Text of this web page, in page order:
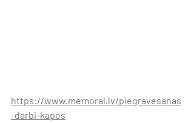
https://www.memoral.lv/piegravesanas
-darbi-kapos